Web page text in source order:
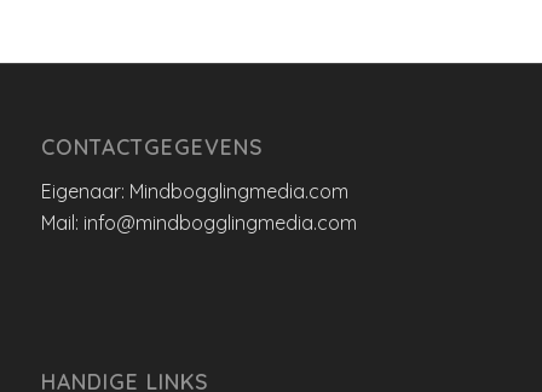
CONTACTGEGEVENS
Eigenaar: Mindbogglingmedia.com
Mail: info@mindbogglingmedia.com
HANDIGE LINKS